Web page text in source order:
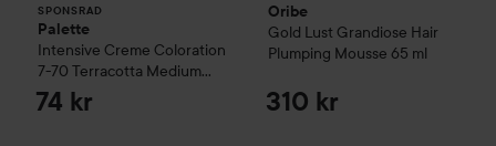
SPONSRAD
Palette
Intensive Creme Coloration
7-70 Terracotta Medium
Blonde
74 kr
Oribe
Gold Lust Grandiose Hair
Plumping Mousse 65 ml
310 kr